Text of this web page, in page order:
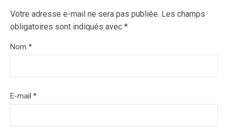
Votre adresse e-mail ne sera pas publiée. Les champs
obligatoires sont indiqués avec *
Nom *
E-mail *